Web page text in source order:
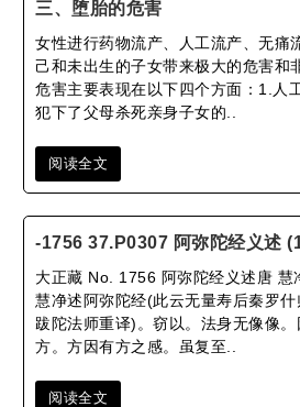
三、堕胎的危害
女性进行药物流产、人工流产、无痛
己和未出生的子女带来极大的危害和
危害主要表现在以下四个方面：1.人
犯下了父母杀死亲身子女的..
阅读全文
-1756 37.P0307 阿弥陀经义述
大正藏 No. 1756 阿弥陀经义述唐 慧
慧净述阿弥陀经(此云无量寿后秦罗
跋陀法师重译)。窃以。法身无像像
方。方因有方之感。虽复至..
阅读全文